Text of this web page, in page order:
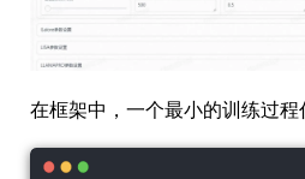
在框架中，一个最小的训练过程